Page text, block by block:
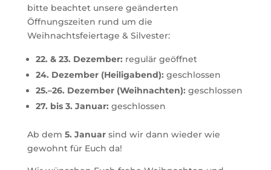
bitte beachtet unsere geänderten
Öffnungszeiten rund um die
Weihnachtsfeiertage & Silvester:
22. & 23. Dezember: regulär geöffnet
24. Dezember (Heiligabend): geschlossen
25.–26. Dezember (Weihnachten): geschlossen
27. bis 3. Januar: geschlossen
Ab dem 5. Januarsind wir dann wieder wie
gewohnt für Euch da!